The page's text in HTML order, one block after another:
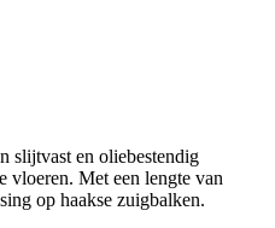
slijtvast en oliebestendig
vloeren. Met een lengte van
op haakse zuigbalken.